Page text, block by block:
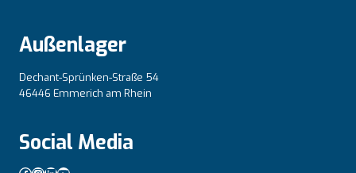
Außenlager
Dechant-Sprünken-Straße 54
46446 Emmerich am Rhein
Social Media